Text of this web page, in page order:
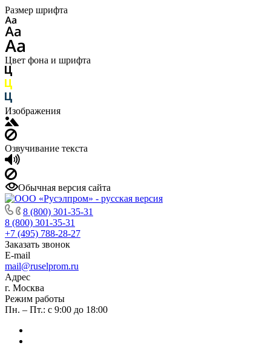
Размер шрифта
Цвет фона и шрифта
Изображения
Озвучивание текста
Обычная версия сайта
8 (800) 301-35-31
8 (800) 301-35-31
+7 (495) 788-28-27
Заказать звонок
E-mail
mail@ruselprom.ru
Адрес
г. Москва
Режим работы
Пн. – Пт.: с 9:00 до 18:00